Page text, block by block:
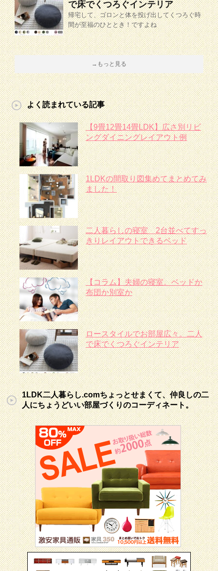
で床でくつろぐインテリア
帰宅して、ゴロンと体を投げ出してくつろぐ時
間が至福のひととき！ですよね
→もっと見る
よく読まれている記事
【9畳12畳14畳LDK】広さ別リビ
ングダイニングレイアウト例
1LDKの間取り図集めてまとめてみ
ました！
二人暮らしの寝室 2台並べてすっ
きりレイアウトできるベッド
【コラム】夫婦の寝室。ベッドか
布団か別室か
ロースタイルでお部屋広々。二人
で床でくつろぐインテリア
1LDK二人暮らし.comちょっとせまくて、仲良しの二
人にちょうどいい部屋づくりのコーディネート。